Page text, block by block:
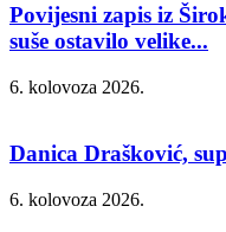
Povijesni zapis iz
suše ostavilo velike...
6. kolovoza 2026.
Danica Drašković,
6. kolovoza 2026.